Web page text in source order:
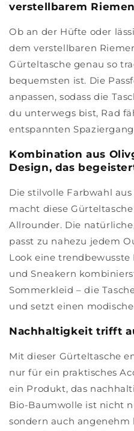
verstellbarem Riemen
Ob an der Hüfte oder
dem verstellbaren
Gürteltasche genau so
bequemsten ist. Die
anpassen, sodass die
du unterwegs bist, Rad
entspannten
Kombination aus
Design, das
Die stilvolle Farbwahl
macht diese
Allrounder. Die
passt zu nahezu jedem
Look eine
und Sneakern
Sommerkleid – die
und setzt einen
Nachhaltigkeit trifft
Mit dieser Gürteltasche
nur für ein praktisches
ein Produkt, das
Bio-Baumwolle ist nicht
sondern auch